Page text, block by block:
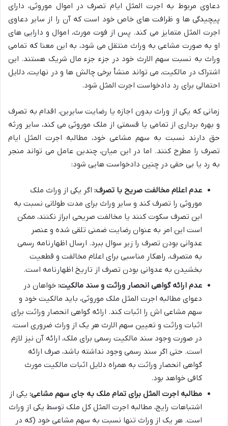
دعاوی مربوط به اجرت المثل ایام تصرف در اموال موروثی، دارای
پیچیدگی ها و ظرافت های خاص خود است که آن را از سایر دعاوی
اجرت المثل متمایز می کند. پس از فوت مورث، اموال و دارایی های
او به صورت مشاعی به وراث منتقل می شود، به این معنا که تمامی
وراث به نسبت سهم الارث خود در جزء جزء مال شریک هستند. این
اشتراک در مالکیت، می تواند منشأ برخی چالش ها و در نهایت، دلایل
احتمالی برای رد دادخواست اجرت المثل شود.
زمانی که یکی از وراث بدون اجازه یا رضایت سایرین، اقدام به تصرف
و بهره برداری از تمامی یا قسمتی از ملک موروثی می کند، سایر ورثه
حق دارند نسبت به سهم مشاعی خود، مطالبه اجرت المثل ایام
تصرف را مطرح کنند. اما در این میان، چندین عامل می تواند منجر
به رد یا بی حقی در چنین دادخواست هایی شود:
عدم اعلام مخالفت صریح با تصرف: اگر یکی از وراث ملک
موروثی را تصرف کند و سایر وراث برای مدت طولانی نسبت به
این تصرف سکوت کنند یا مخالفت صریحی ابراز نکنند، ممکن
است این امر به عنوان رضایت ضمنی تلقی شده و عنصر
عدوانی بودن تصرف را زیر سوال ببرد. ارسال اظهارنامه رسمی
به متصرف، راهکار مناسبی برای اعلام مخالفت و قطعیت
بخشیدن به عدوانی بودن تصرف از تاریخ اظهارنامه است.
عدم ارائه گواهی انحصار وراثت و سند مالکیت: خواهان در
دعوای مطالبه اجرت المثل ملک موروثی، باید مالکیت خود و
سهم مشاعی اش را اثبات کند. ارائه گواهی انحصار وراثت برای
اثبات وراثت و تعیین سهم الارث هر یک از وراث ضروری است.
در صورت وجود سند مالکیت رسمی برای ملک، ارائه آن نیز لازم
است. حتی اگر سند رسمی وجود نداشته باشد، صرف ارائه
گواهی انحصار وراثت به همراه دلایل اثبات مالکیت مورث
کافی خواهد بود.
مطالبه اجرت المثل برای تمام ملک به جای سهم مشاعی: یکی از
اشتباهات رایج، مطالبه اجرت المثل کل ملک توسط یکی از وراث
است. هر یک از وراث تنها نسبت به سهم مشاعی خود (که در